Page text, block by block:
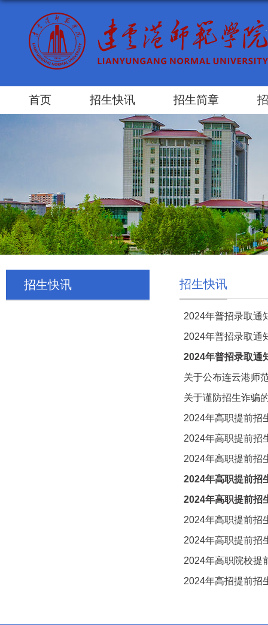
首页 招生快讯 招生简章
招生快讯 招生快讯
2024年普招录取通
2024年普招录取通
2024年普招录取通
关于公布连云港师
关于谨防招生诈骗
2024年高职提前招
2024年高职提前招
2024年高职提前招
2024年高职提前招
2024年高职提前招
2024年高职提前招
2024年高职提前招
2024年高职院校提
2024年高招提前招